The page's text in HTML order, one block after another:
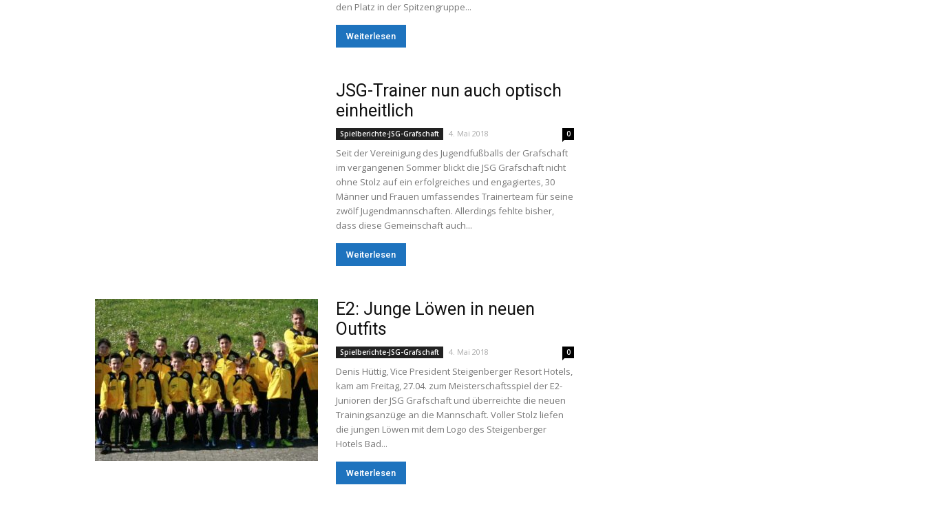
den Platz in der Spitzengruppe...
Weiterlesen
JSG-Trainer nun auch optisch
einheitlich
Spielberichte-JSG-Grafschaft 4. Mai 2018 0
Seit der Vereinigung des Jugendfußballs der Grafschaft
im vergangenen Sommer blickt die JSG Grafschaft nicht
ohne Stolz auf ein erfolgreiches und engagiertes, 30
Männer und Frauen umfassendes Trainerteam für seine
zwölf Jugendmannschaften. Allerdings fehlte bisher,
dass diese Gemeinschaft auch...
Weiterlesen
E2: Junge Löwen in neuen
Outfits
Spielberichte-JSG-Grafschaft 4. Mai 2018 0
Denis Hüttig, Vice President Steigenberger Resort Hotels,
kam am Freitag, 27.04. zum Meisterschaftsspiel der E2-
Junioren der JSG Grafschaft und überreichte die neuen
Trainingsanzüge an die Mannschaft. Voller Stolz liefen
die jungen Löwen mit dem Logo des Steigenberger
Hotels Bad...
Weiterlesen